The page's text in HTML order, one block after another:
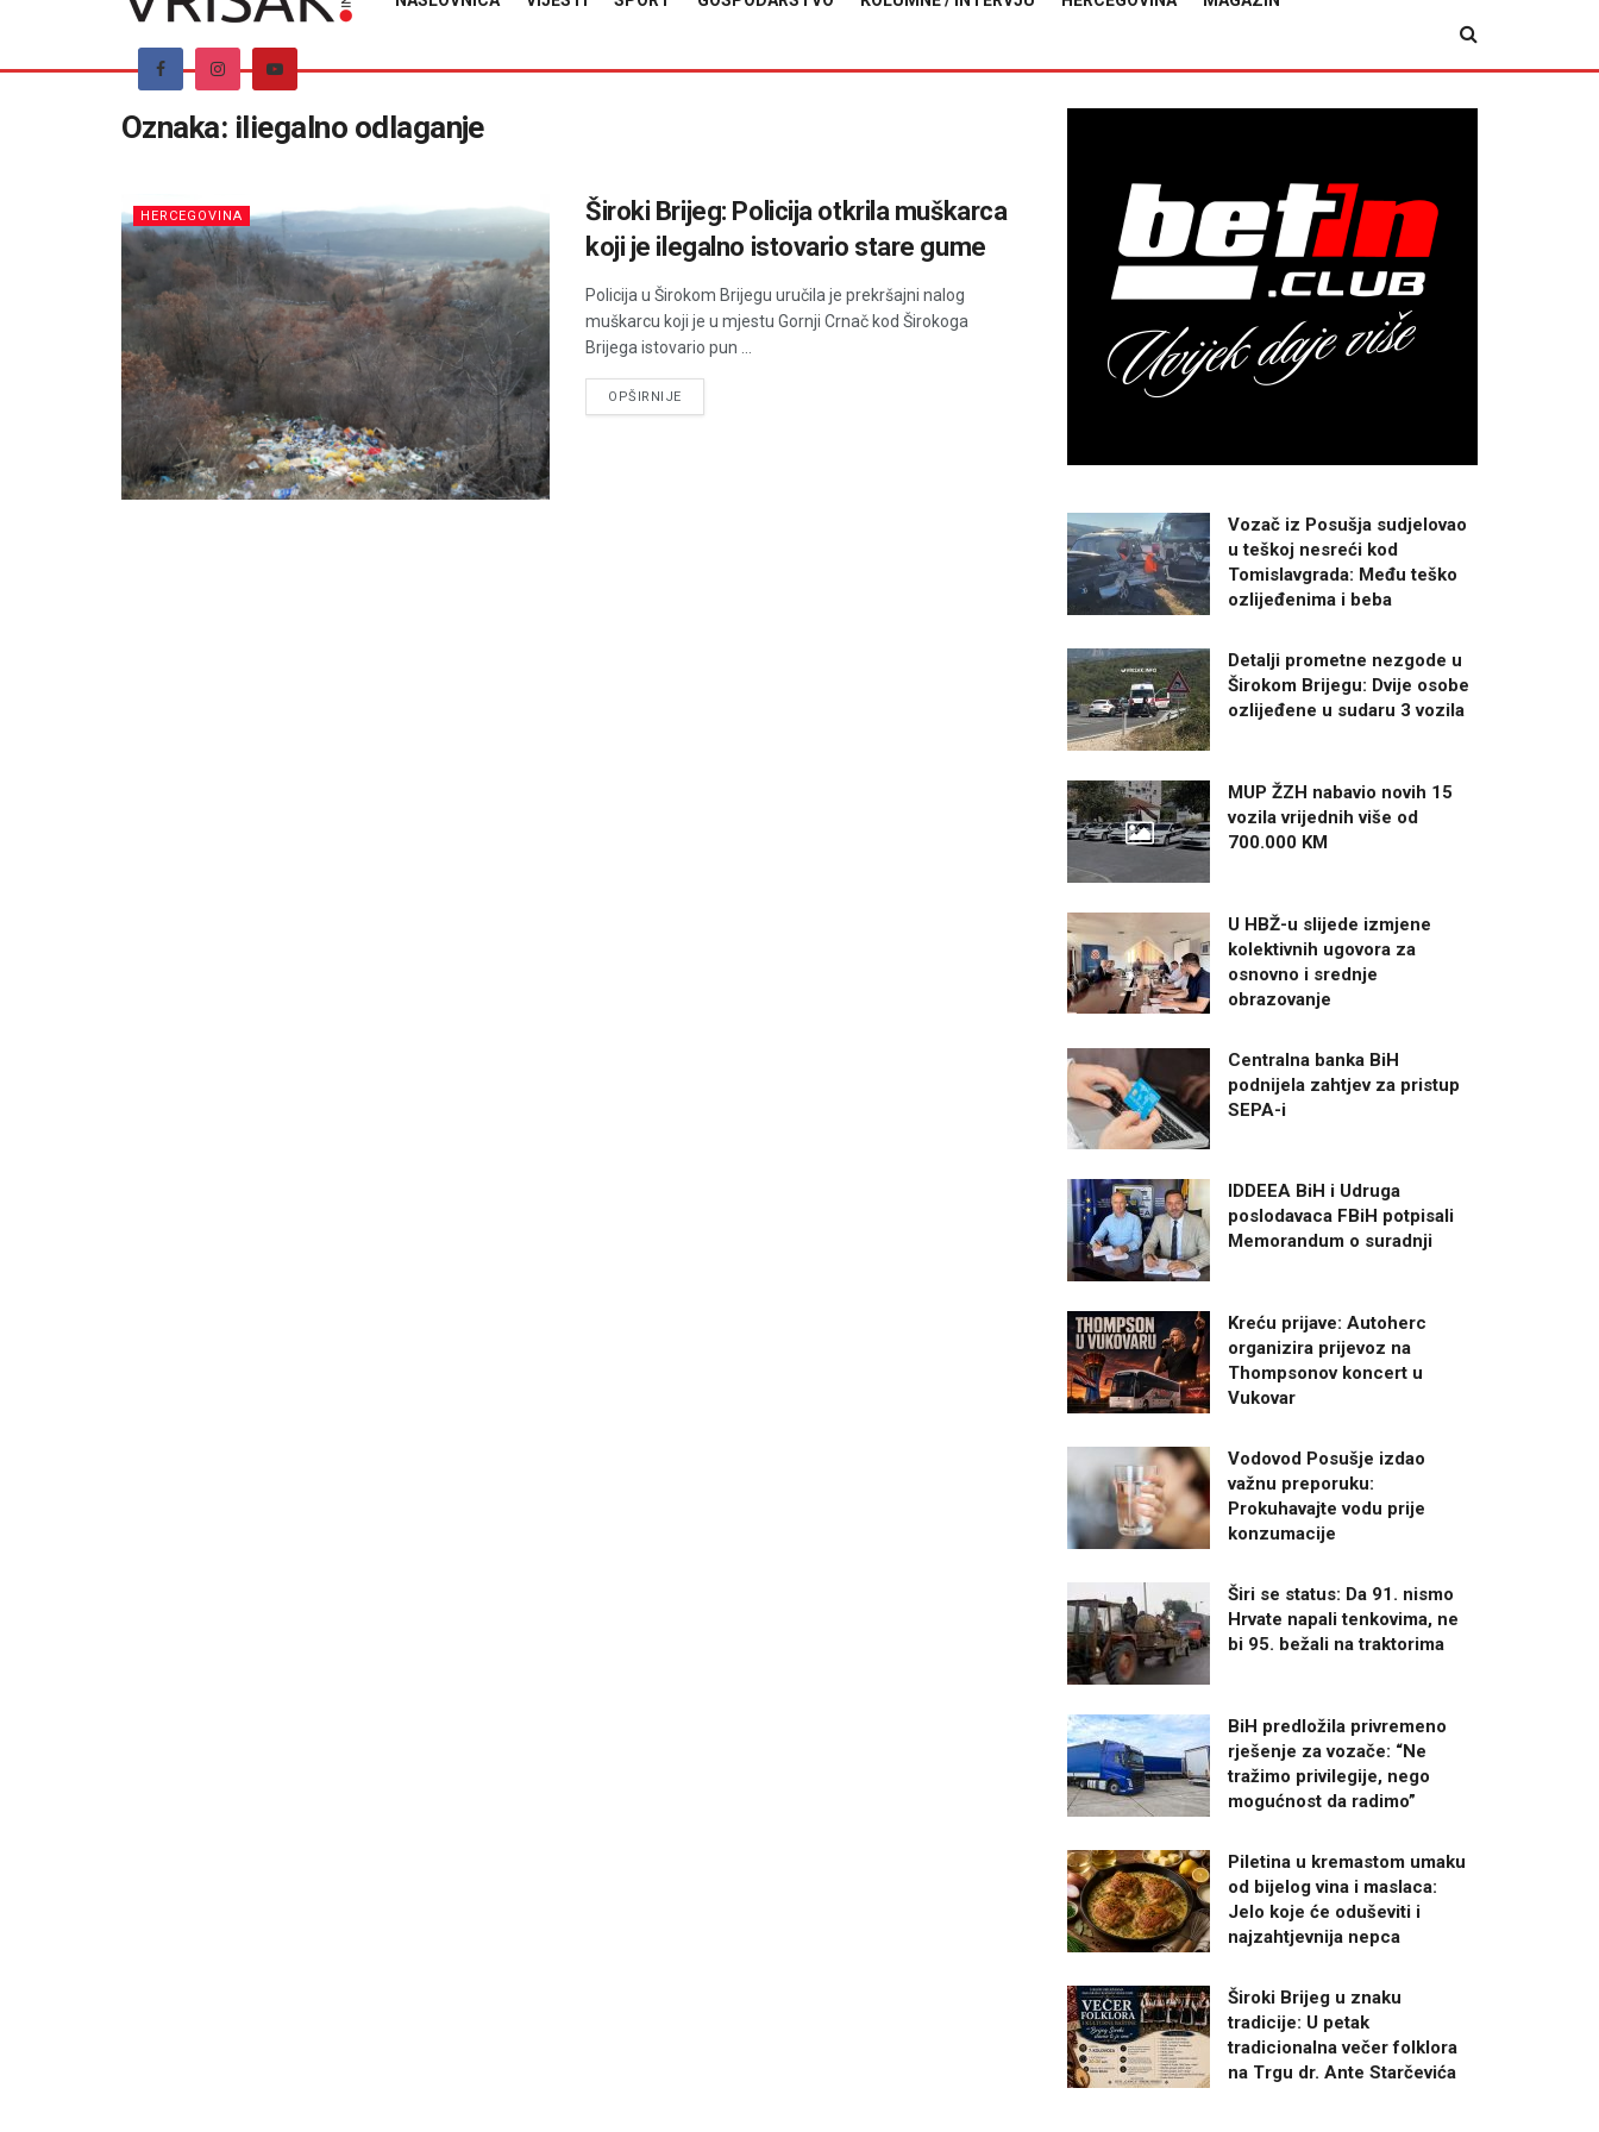
Oznaka: iliegalno odlaganje
HERCEGOVINA
Široki Brijeg: Policija otkrila muškarca
koji je ilegalno istovario stare gume
Policija u Širokom Brijegu uručila je prekršajni nalog
muškarcu koji je u mjestu Gornji Crnač kod Širokoga
Brijega istovario pun ...
OPŠIRNIJEDETAILS
Vozač iz Posušja sudjelovao
u teškoj nesreći kod
Tomislavgrada: Među teško
ozlijeđenima i beba
Detalji prometne nezgode u
Širokom Brijegu: Dvije osobe
ozlijeđene u sudaru 3 vozila
MUP ŽZH nabavio novih 15
vozila vrijednih više od
700.000 KM
U HBŽ-u slijede izmjene
kolektivnih ugovora za
osnovno i srednje
obrazovanje
Centralna banka BiH
podnijela zahtjev za pristup
SEPA-i
IDDEEA BiH i Udruga
poslodavaca FBiH potpisali
Memorandum o suradnji
Kreću prijave: Autoherc
organizira prijevoz na
Thompsonov koncert u
Vukovar
Vodovod Posušje izdao
važnu preporuku:
Prokuhavajte vodu prije
konzumacije
Širi se status: Da 91. nismo
Hrvate napali tenkovima, ne
bi 95. bežali na traktorima
BiH predložila privremeno
rješenje za vozače: “Ne
tražimo privilegije, nego
mogućnost da radimo”
Piletina u kremastom umaku
od bijelog vina i maslaca:
Jelo koje će oduševiti i
najzahtjevnija nepca
Široki Brijeg u znaku
tradicije: U petak
tradicionalna večer folklora
na Trgu dr. Ante Starčevića